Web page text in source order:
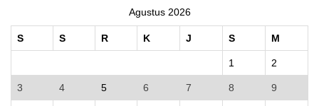
Agustus 2026
S S R K J S M
1 2
3 4 5 6 7 8 9